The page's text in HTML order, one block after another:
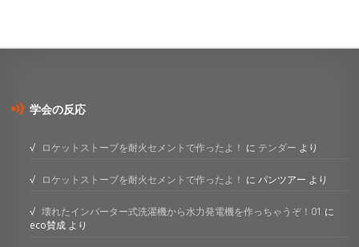
学会の反応
ロケットストーブを耐火セメントで作ったよ！ に テンダー より
ロケットストーブを耐火セメントで作ったよ！ に パンツアー より
壊れたインバーター式洗濯機から水力発電機を作っちゃうぞ！01 に
eco賛成 より